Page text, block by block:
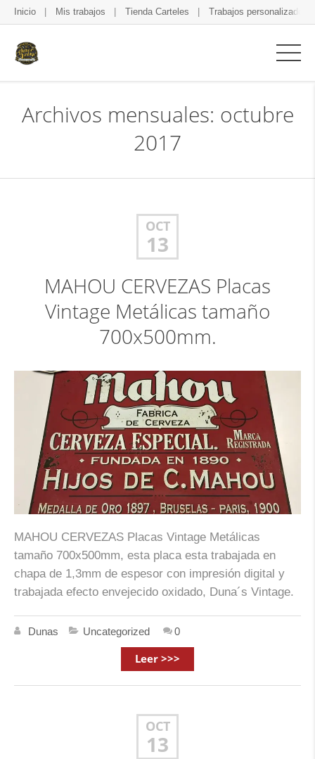
Inicio Mis trabajos Tienda Carteles Trabajos personalizados
Archivos mensuales: octubre
2017
OCT
13
MAHOU CERVEZAS Placas
Vintage Metálicas tamaño
700x500mm.
MAHOU CERVEZAS Placas Vintage Metálicas
tamaño 700x500mm, esta placa esta trabajada en
chapa de 1,3mm de espesor con impresión digital y
trabajada efecto envejecido oxidado, Duna´s Vintage.
Dunas Uncategorized 0
Leer >>>
OCT
13